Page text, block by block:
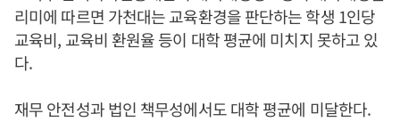
리미에 따르면 가천대는 교육환경을 판단하는 학생 1인당
교육비, 교육비 환원율 등이 대학 평균에 미치지 못하고 있
다.
재무 안전성과 법인 책무성에서도 대학 평균에 미달한다.